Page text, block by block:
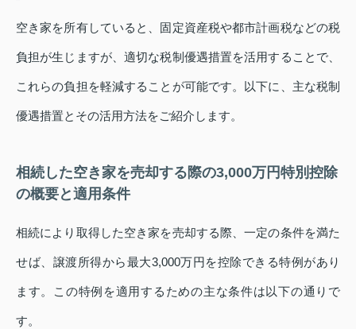
空き家を所有していると、固定資産税や都市計画税などの税
負担が生じますが、適切な税制優遇措置を活用することで、
これらの負担を軽減することが可能です。以下に、主な税制
優遇措置とその活用方法をご紹介します。
相続した空き家を売却する際の3,000万円特別控除
の概要と適用条件
相続により取得した空き家を売却する際、一定の条件を満た
せば、譲渡所得から最大3,000万円を控除できる特例があり
ます。この特例を適用するための主な条件は以下の通りで
す。